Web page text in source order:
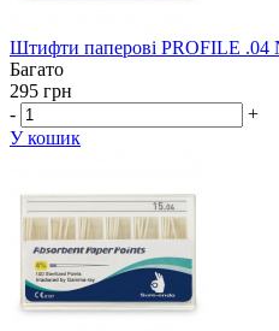
Штифти паперові PROFILE .04
Багато
295 грн
-
+
У кошик